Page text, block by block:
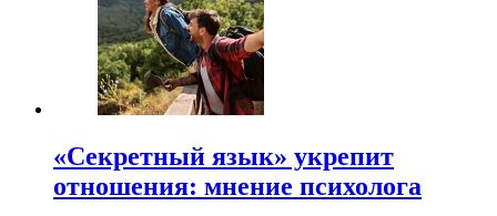
«Секретный язык» укрепит
отношения: мнение психолога